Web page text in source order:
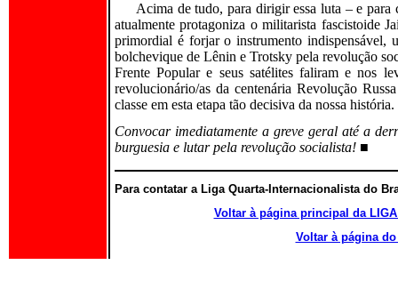
Acima de tudo, para dirigir essa luta – e para
atualmente protagoniza o militarista fascistoide
primordial é forjar o instrumento indispensável,
bolchevique de Lênin e Trotsky pela revolução
Frente Popular e seus satélites faliram e nos
revolucionário/as da centenária Revolução
classe em esta etapa tão decisiva da nossa história.
Convocar imediatamente a greve geral até a
burguesia e lutar pela revolução socialista! ■
Para contatar a Liga Quarta-Internacionalista do
Voltar à página principal da LIGA
Voltar à página do